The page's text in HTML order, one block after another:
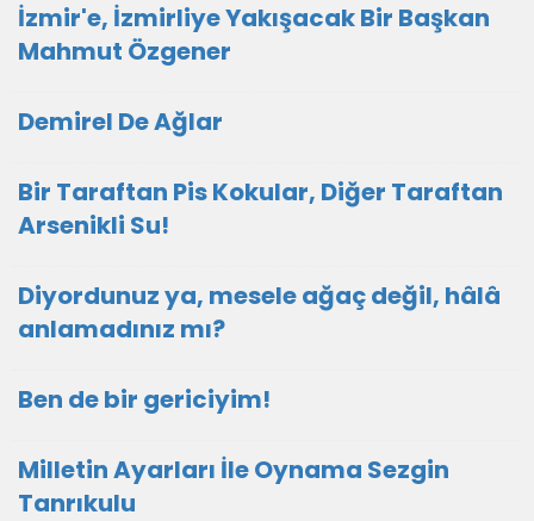
İzmir'e, İzmirliye Yakışacak Bir Başkan
Mahmut Özgener
Demirel De Ağlar
Bir Taraftan Pis Kokular, Diğer Taraftan
Arsenikli Su!
Diyordunuz ya, mesele ağaç değil, hâlâ
anlamadınız mı?
Ben de bir gericiyim!
Milletin Ayarları İle Oynama Sezgin
Tanrıkulu